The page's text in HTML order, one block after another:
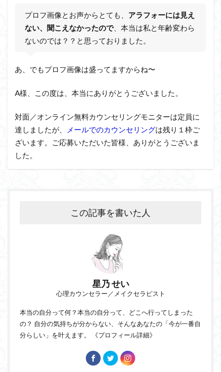
プロフ画像とお声からとても、 アラフォーには見え
ない、聞こえなかったので、本当は私と年齢変わら
ないのでは？？と思っておりました。
あ、でもプロフ画像は盛ってますからね〜
A様、この度は、本当にありがとうございました。
対面／オンライン無料カウンセリングモニターは定員に
達しましたが、
メールでのカウンセリングは残り１枠ご
ざいます。ご応募いただいた皆様、ありがとうございま
した。
この記事を書いた人
星乃 せい
心理カウンセラー／メイクセラピスト
本当の自分って何？本当の自分って、どこへ行ってしまった
の？ 自分の気持ちが分からない、そんなあなたの「今が一番自
分らしい」を叶えます。
《プロフィール詳細》